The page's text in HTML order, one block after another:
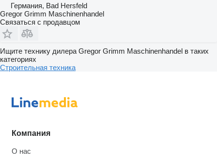
Германия, Bad Hersfeld
Gregor Grimm Maschinenhandel
Связаться с продавцом
Ищите технику дилера Gregor Grimm Maschinenhandel в таких
категориях
Строительная техника
Компания
О нас